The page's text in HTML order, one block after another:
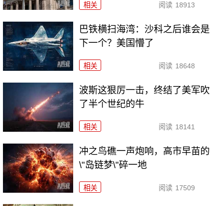
相关 阅读 18913
巴铁横扫海湾：沙科之后谁会是
下一个？美国懵了
相关 阅读 18648
波斯这狠厉一击，终结了美军吹
了半个世纪的牛
相关 阅读 18141
冲之鸟礁一声炮响，高市早苗的
\"岛链梦\"碎一地
相关 阅读 17509